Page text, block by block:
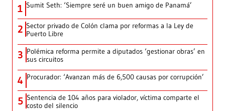
1 Sumit Seth: ‘Siempre seré un buen amigo de Panamá’
2 Sector privado de Colón clama por reformas a la Ley de
Puerto Libre
3 Polémica reforma permite a diputados ‘gestionar obras’ en
sus circuitos
4 Procurador: ‘Avanzan más de 6,500 causas por corrupción’
5 Sentencia de 104 años para violador, víctima comparte el
costo del silencio